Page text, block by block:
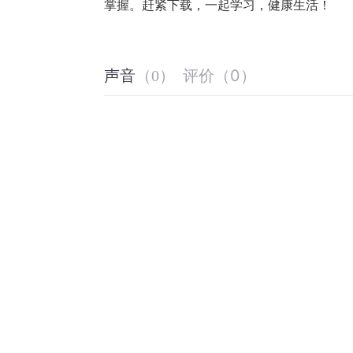
掌握。赶紧下载，一起学习，健康生活！
声音 （0） 评价 （0 ）